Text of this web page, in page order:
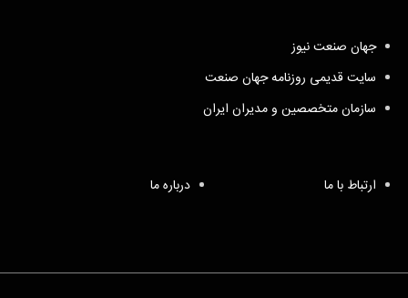
جهان صنعت نیوز
سایت قدیمی روزنامه جهان صنعت
سازمان متخصصین و مدیران ایران
ارتباط با ما درباره ما